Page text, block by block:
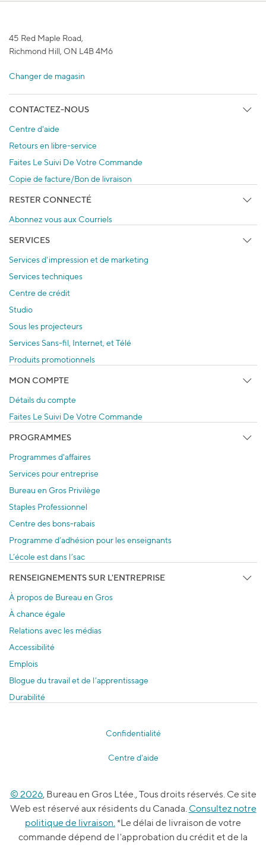
45 Red Maple Road,
Richmond Hill, ON L4B 4M6
Changer de magasin
CONTACTEZ-NOUS
Centre d'aide
Retours en libre-service
Faites Le Suivi De Votre Commande
Copie de facture/Bon de livraison
RESTER CONNECTÉ
Abonnez vous aux Courriels
SERVICES
Services d'impression et de marketing
Services techniques
Centre de crédit
Studio
Sous les projecteurs
Services Sans-fil, Internet, et Télé
Produits promotionnels
MON COMPTE
Détails du compte
Faites Le Suivi De Votre Commande
PROGRAMMES
Programmes d'affaires
Services pour entreprise
Bureau en Gros Privilège
Staples Professionnel
Centre des bons-rabais
Programme d’adhésion pour les enseignants
L’école est dans l’sac
RENSEIGNEMENTS SUR L'ENTREPRISE
À propos de Bureau en Gros
À chance égale
Relations avec les médias
Accessibilité
Emplois
Blogue du travail et de l’apprentissage
Durabilité
Confidentialité
Centre d'aide
© 2026, Bureau en Gros Ltée., Tous droits réservés. Ce site
Web est réservé aux résidents du Canada. Consultez notre
politique de livraison.*Le délai de livraison de votre
commande dépend de l'approbation du crédit et de la